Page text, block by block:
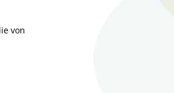
von